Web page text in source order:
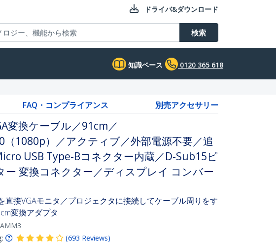
ドライバ&ダウンロード
検索
知識ベース 0120 365 618
FAQ・コンプライアンス 別売アクセサリー
変換ケーブル／91cm／
（1080p）／アクティブ／外部電源不要／追
USB Type-Bコネクター内蔵／D-Sub15ピ
ー 変換コネクター／ディスプレイ コンバー
直接VGAモニタ／プロジェクタに接続してケーブル周りをす
変換アダプタ
(693 Reviews)